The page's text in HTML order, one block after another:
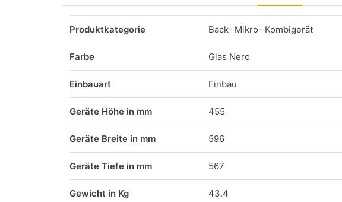
Produktkategorie Back- Mikro- Kombigerät
Farbe Glas Nero
Einbauart Einbau
Geräte Höhe in mm 455
Geräte Breite in mm 596
Geräte Tiefe in mm 567
Gewicht in Kg 43.4